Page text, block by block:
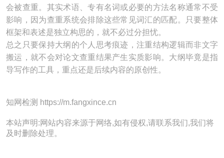
会被查重。其实术语、专有名词或必要的方法名称通常不受
影响，因为查重系统会排除这些常见词汇的匹配。只要整体
框架和表述是独立构思的，就不必过分担忧。
总之只要保持大纲的个人思考痕迹，注重结构逻辑而非文字
搬运，就不会对论文查重结果产生实质影响。大纲毕竟是指
导写作的工具，重点还是后续内容的原创性。
知网检测 https://m.fangxince.cn
本站声明:网站内容来源于网络,如有侵权,请联系我们,我们将
及时删除处理。